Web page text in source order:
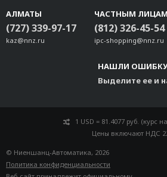
АЛМАТЫ
(727) 339-97-17
kaz@nnz.ru
ЧАСТНЫМ ЛИЦАМ
(812) 326-45-54
ipc-shopping@nnz.ru
НАШЛИ ОШИБКУ
Выделите ее и
1 USD = 81.4077 руб. (курс
Цены включают НДС
© Ниеншанц-Автоматика, 2026
Политика конфиденциальности